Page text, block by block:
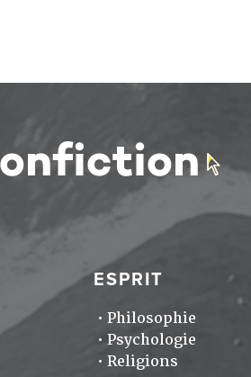
ESPRIT
Philosophie
Psychologie
Religions